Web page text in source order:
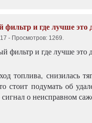
и где лучше это
- Просмотров: 1269.
топлива, снизилась
стоит подумать об
о неисправном